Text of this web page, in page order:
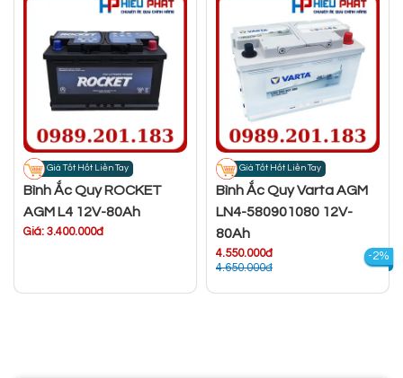
Giá Tốt Hốt Liền Tay
Bình Ắc Quy ROCKET
AGM L4 12V-80Ah
Giá: 3.400.000đ
Giá Tốt Hốt Liền Tay
Bình Ắc Quy Varta AGM
LN4-580901080 12V-
80Ah
4.550.000đ
4.650.000đ
-2%